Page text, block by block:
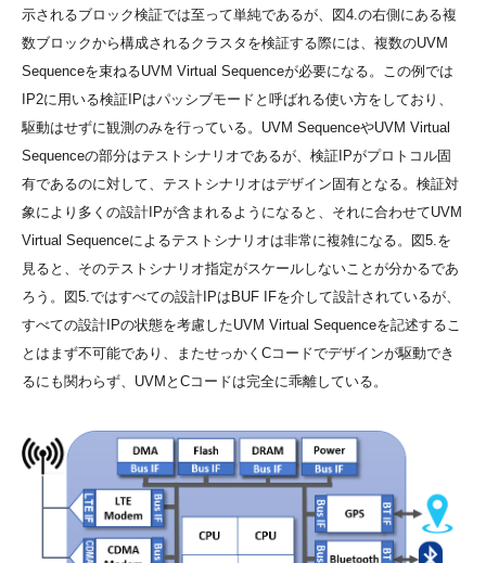
示されるブロック検証では至って単純であるが、図4.の右側にある複
数ブロックから構成されるクラスタを検証する際には、複数のUVM
Sequenceを束ねるUVM Virtual Sequenceが必要になる。この例では
IP2に用いる検証IPはパッシブモードと呼ばれる使い方をしており、
駆動はせずに観測のみを行っている。UVM SequenceやUVM Virtual
Sequenceの部分はテストシナリオであるが、検証IPがプロトコル固
有であるのに対して、テストシナリオはデザイン固有となる。検証対
象により多くの設計IPが含まれるようになると、それに合わせてUVM
Virtual Sequenceによるテストシナリオは非常に複雑になる。図5.を
見ると、そのテストシナリオ指定がスケールしないことが分かるであ
ろう。図5.ではすべての設計IPはBUF IFを介して設計されているが、
すべての設計IPの状態を考慮したUVM Virtual Sequenceを記述するこ
とはまず不可能であり、またせっかくCコードでデザインが駆動でき
るにも関わらず、UVMとCコードは完全に乖離している。